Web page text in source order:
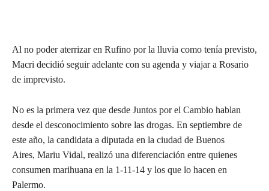
Al no poder aterrizar en Rufino por la lluvia como tenía previsto,
Macri decidió seguir adelante con su agenda y viajar a Rosario
de imprevisto.
No es la primera vez que desde Juntos por el Cambio hablan
desde el desconocimiento sobre las drogas. En septiembre de
este año, la candidata a diputada en la ciudad de Buenos
Aires, Mariu Vidal, realizó una diferenciación entre quienes
consumen marihuana en la 1-11-14 y los que lo hacen en
Palermo.